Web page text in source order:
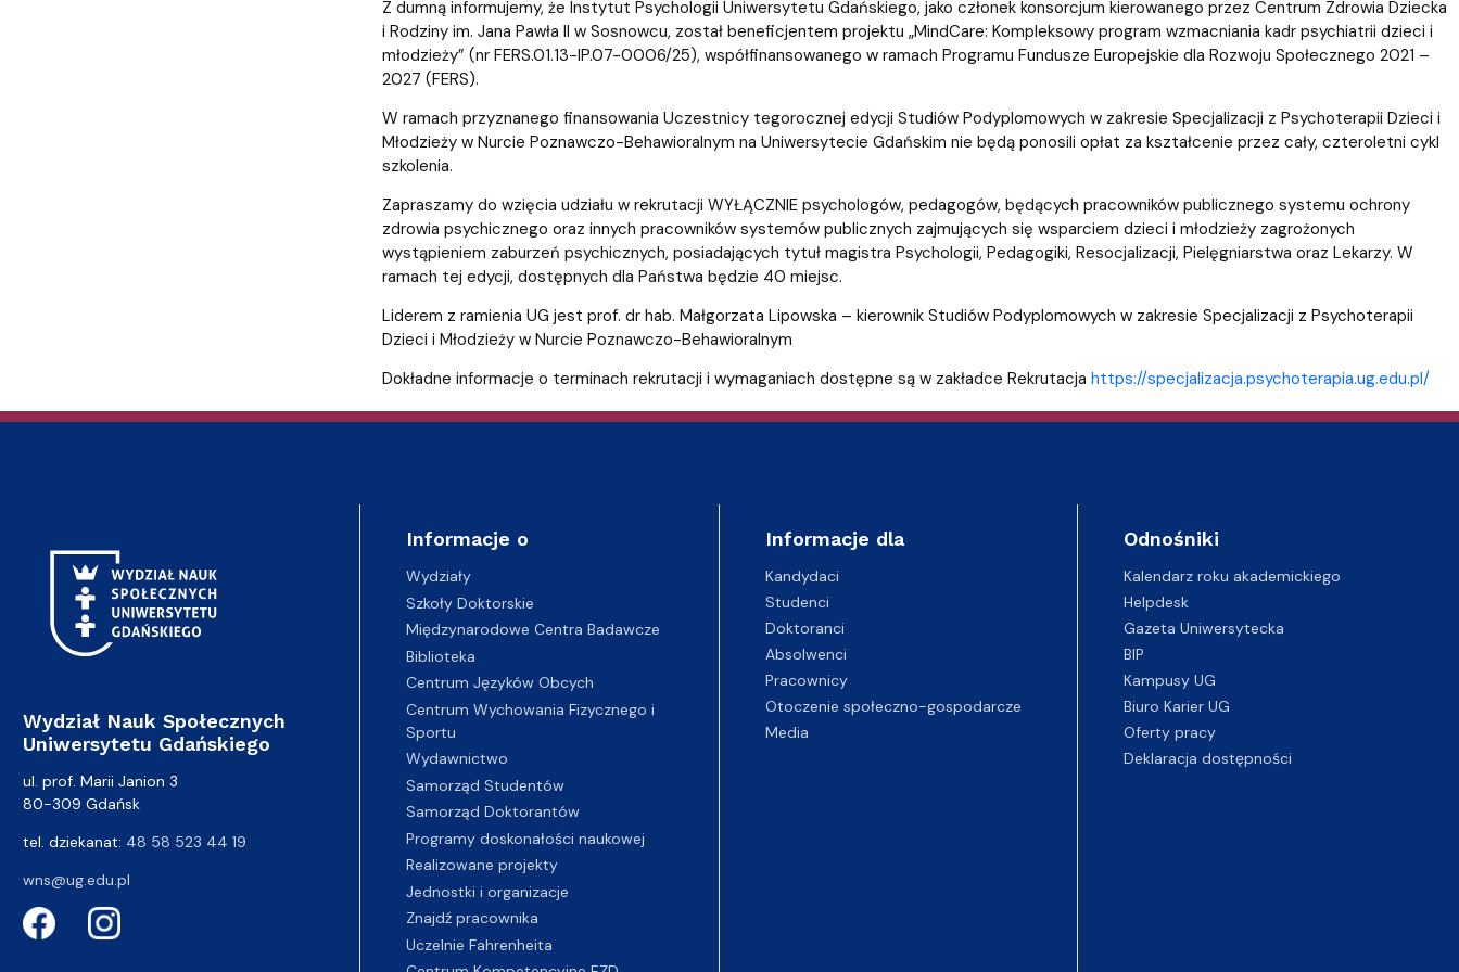
Z dumną informujemy, że Instytut Psychologii Uniwersytetu Gdańskiego, jako członek konsorcjum kierowanego przez Centrum Zdrowia Dziecka
i Rodziny im. Jana Pawła II w Sosnowcu, został beneficjentem projektu „MindCare: Kompleksowy program wzmacniania kadr psychiatrii dzieci i
młodzieży” (nr FERS.01.13-IP.07-0006/25), współfinansowanego w ramach Programu Fundusze Europejskie dla Rozwoju Społecznego 2021 –
2027 (FERS).
W ramach przyznanego finansowania Uczestnicy tegorocznej edycji Studiów Podyplomowych w zakresie Specjalizacji z Psychoterapii Dzieci i
Młodzieży w Nurcie Poznawczo-Behawioralnym na Uniwersytecie Gdańskim nie będą ponosili opłat za kształcenie przez cały, czteroletni cykl
szkolenia.
Zapraszamy do wzięcia udziału w rekrutacji WYŁĄCZNIE psychologów, pedagogów, będących pracowników publicznego systemu ochrony
zdrowia psychicznego oraz innych pracowników systemów publicznych zajmujących się wsparciem dzieci i młodzieży zagrożonych
wystąpieniem zaburzeń psychicznych, posiadających tytuł magistra Psychologii, Pedagogiki, Resocjalizacji, Pielęgniarstwa oraz Lekarzy. W
ramach tej edycji, dostępnych dla Państwa będzie 40 miejsc.
Liderem z ramienia UG jest prof. dr hab. Małgorzata Lipowska – kierownik Studiów Podyplomowych w zakresie Specjalizacji z Psychoterapii
Dzieci i Młodzieży w Nurcie Poznawczo-Behawioralnym
Dokładne informacje o terminach rekrutacji i wymaganiach dostępne są w zakładce Rekrutacja https://specjalizacja.psychoterapia.ug.edu.pl/
Wydział Nauk Społecznych
Uniwersytetu Gdańskiego
ul. prof. Marii Janion 3
80-309 Gdańsk
tel. dziekanat: 48 58 523 44 19
wns@ug.edu.pl
Informacje o
Wydziały
Szkoły Doktorskie
Międzynarodowe Centra Badawcze
Biblioteka
Centrum Języków Obcych
Centrum Wychowania Fizycznego i
Sportu
Wydawnictwo
Samorząd Studentów
Samorząd Doktorantów
Programy doskonałości naukowej
Realizowane projekty
Jednostki i organizacje
Znajdź pracownika
Uczelnie Fahrenheita
Informacje dla
Kandydaci
Studenci
Doktoranci
Absolwenci
Pracownicy
Otoczenie społeczno-gospodarcze
Media
Odnośniki
Kalendarz roku akademickiego
Helpdesk
Gazeta Uniwersytecka
BIP
Kampusy UG
Biuro Karier UG
Oferty pracy
Deklaracja dostępności